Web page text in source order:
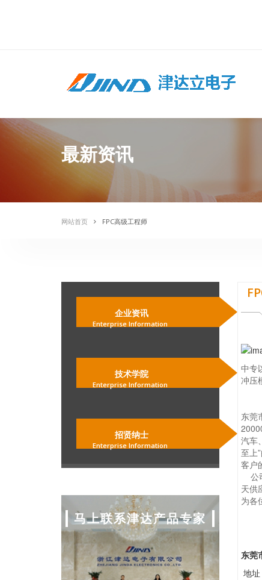
最新资讯
网站首页 FPC高级工程师
中专
冲压
东莞
汽车
至上
客户
公
天供
为各
东莞
地
企业资讯
Enterprise Information
技术学院
Enterprise Information
招贤纳士
Enterprise Information
马上联系津达产品专家